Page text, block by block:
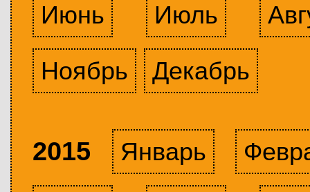
Июнь
Июль
Ноябрь
Декабрь
2015 Январь